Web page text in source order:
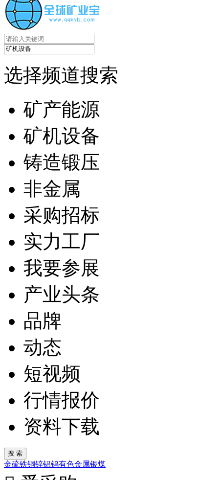
选择频道搜索
矿产能源
矿机设备
铸造锻压
非金属
采购招标
实力工厂
我要参展
产业头条
品牌
动态
短视频
行情报价
资料下载
金硫铁铜锌铝钨有色金属银煤